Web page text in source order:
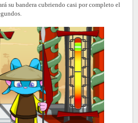
su bandera cubriendo casi por completo el